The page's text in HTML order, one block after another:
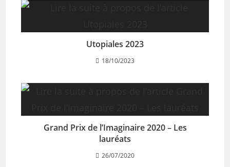
Utopiales 2023
18/10/2023
Grand Prix de l’Imaginaire 2020 – Les
lauréats
26/07/2020